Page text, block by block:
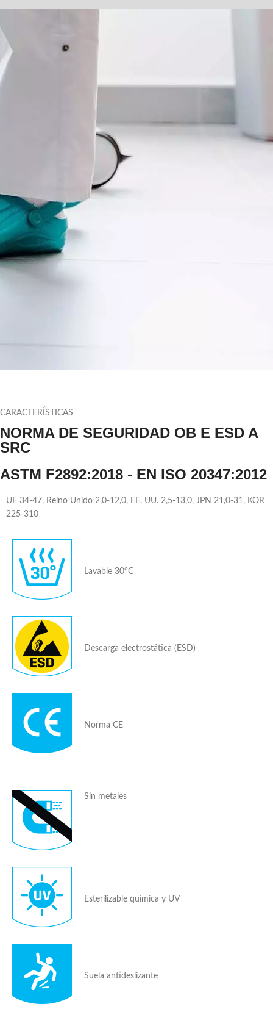
CARACTERÍSTICAS
NORMA DE SEGURIDAD OB E ESD A
SRC
ASTM F2892:2018 - EN ISO 20347:2012
UE 34-47, Reino Unido 2,0-12,0, EE. UU. 2,5-13,0, JPN 21,0-31, KOR
225-310
Lavable 30°C
Descarga electrostática (ESD)
Norma CE
Sin metales
Esterilizable química y UV
Suela antideslizante